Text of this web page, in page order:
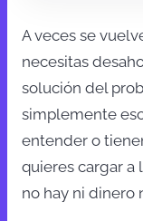
A veces se
necesitas
solución del
simplemente
entender o
quieres cargar a
no hay ni dinero